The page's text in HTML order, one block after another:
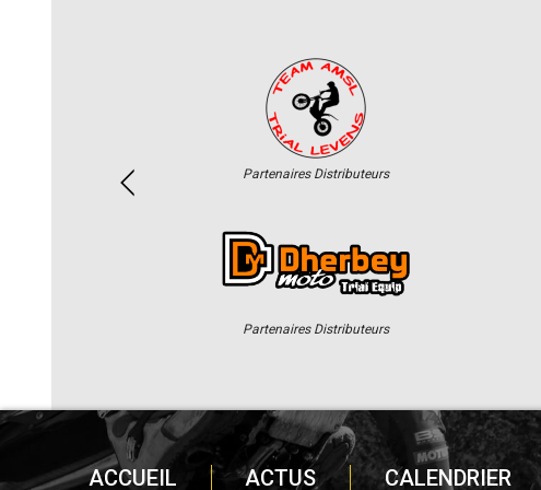
Partenaires Distributeurs
Partenaires Distributeurs
ACCUEIL ACTUS CALENDRIER